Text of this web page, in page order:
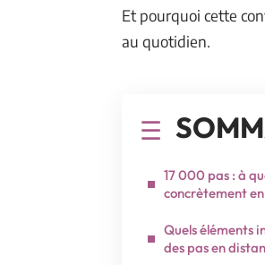
Et pourquoi cette
au quotidien.
17 000 pas : à
concrètement
Quels éléments
des pas en